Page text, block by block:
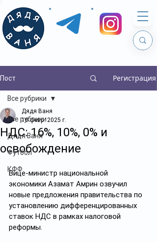
Пост Регистрация
Все рубрики
Дядя Ваня
Футбол
КФФ
Все рубрики
НДС: 16%, 10%, 0% и
освобождение
Дядя Ваня
10 февр. 2025 г.
Вице-министр национальной
экономики Азамат Амрин озвучил
новые предложения правительства по
установлению дифференцированных
ставок НДС в рамках налоговой
реформы.